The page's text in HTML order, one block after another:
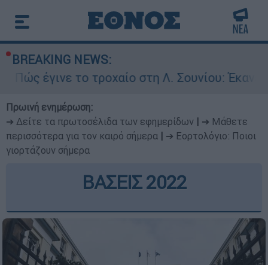
BREAKING NEWS:
το τροχαίο στη Λ. Σουνίου: Έκανε
Πρωινή ενημέρωση:
➔ Δείτε τα πρωτοσέλιδα των εφημερίδων
➔ Μάθετε
περισσότερα για τον καιρό σήμερα
➔ Εορτολόγιο: Ποιοι
γιορτάζουν σήμερα
ΒΑΣΕΙΣ 2022